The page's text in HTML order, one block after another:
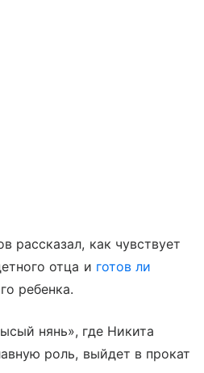
рассказал, как чувствует
отца и готов ли
ребенка.
нянь», где Никита
роль, выйдет в прокат